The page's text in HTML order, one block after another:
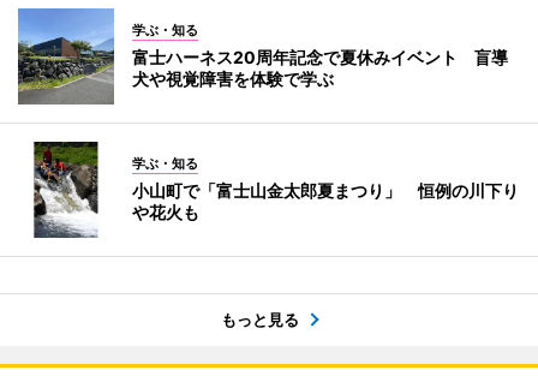
学ぶ・知る
富士ハーネス20周年記念で夏休みイベント 盲導
犬や視覚障害を体験で学ぶ
学ぶ・知る
小山町で「富士山金太郎夏まつり」 恒例の川下り
や花火も
もっと見る